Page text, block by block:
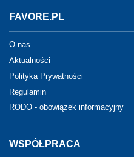
FAVORE.PL
O nas
Aktualności
Polityka Prywatności
Regulamin
RODO - obowiązek informacyjny
WSPÓŁPRACA